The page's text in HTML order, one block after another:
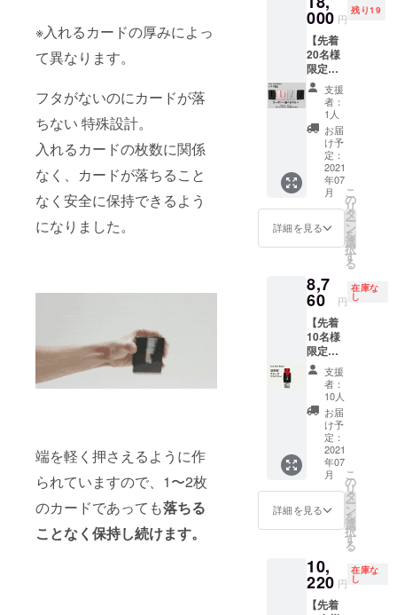
※入れるカードの厚みによっ
て異なります。
フタがないのにカードが落
ちない 特殊設計。
入れるカードの枚数に関係
なく、カードが落ちること
なく安全に保持できるよう
になりました。
端を軽く押さえるように作
られていますので、1〜2枚
のカードであっても落ちる
ことなく保持し続けます。
返品に
など、
支援者
様都合
による
返品は
お受け
できま
せんこ
と、予
めご了
承願い
ます。
があり
ます。
※皆様の
応援購
入によ
り量産
効率が
向上し
た場
合、正
規販売
価格が
販売予
定価格
より下
がる可
※使用感
による
返品に
など、
支援者
様都合
による
返品は
お受け
できま
せんこ
と、予
めご了
承願い
ます。[/
ラー：
カーボ
ン ※本
体税
込、送
料込み
※ご注文
状況、
使用部
材の供
給状
況、製
造工程
上の都
合等に
より出
があり
ます。
※皆様の
応援購
入によ
り量産
効率が
向上し
た場
合、正
規販売
価格が
販売予
定価格
より下
がる可
能性も
による
返品に
など、
支援者
000 円
残り19
【先着
20名様
限定】
お得な
ペア
割！ 家
族、友
達、同
僚、
カップ
ルとご
一緒
に！
Vext
Slim
Wallet
販売予
定価
格
26,000
円］ ＜
リター
ン内容
＞ Vext
Slim
Wallet
2個
ラー：
カーボ
ン＋選
べるカ
ラー ※
※ご注文
状況、
使用部
材の供
支援
者：
1人
お届
け予
定：
2021
年07
月
詳細を見る
こ
の
リ
タ
ー
ン
を
選
択
す
る
8,7
60 円
在庫な
し
【先着
10名様
限定】
超早割
Vext
Slim
Wallet
［一般
販売予
定価
格
12,000
円］ ＜
リター
ン内容
＞ Vext
Wallet
1個
カ
ラー：
支援
者：
10人
お届
け予
定：
2021
年07
月
詳細を見る
こ
の
リ
タ
ー
ン
を
選
択
す
る
10,
220 円
在庫な
し
【先着